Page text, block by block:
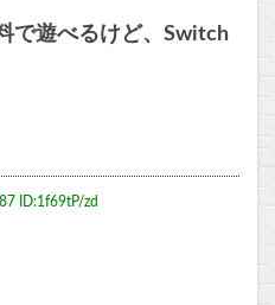
で遊べるけど、Switch
ID:1f69tP/zd